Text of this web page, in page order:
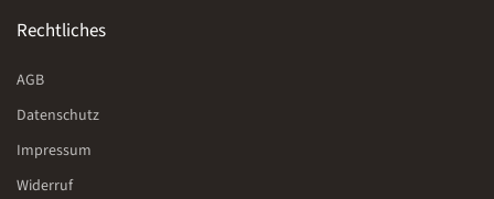
Rechtliches
AGB
Datenschutz
Impressum
Widerruf